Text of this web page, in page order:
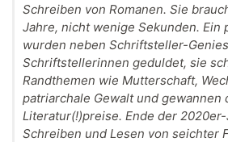
Schreiben von Romanen. Sie
Jahre, nicht wenige Sekunden. Ein
wurden neben Schriftsteller-
Schriftstellerinnen geduldet, sie
Randthemen wie Mutterschaft,
patriarchale Gewalt und gewannen
Literatur(!)preise. Ende der
Schreiben und Lesen von seichter